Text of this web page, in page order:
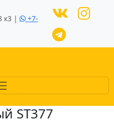
к3 |
+7-
ST377